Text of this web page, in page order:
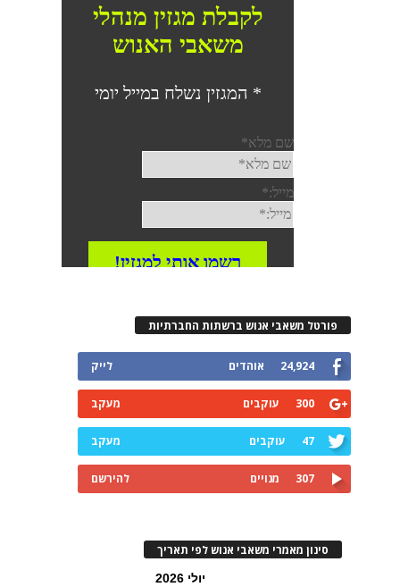
פורטל משאבי אנוש ברשתות החברתיות
24,924 אוהדים לייק
300 עוקבים מעקב
47 עוקבים מעקב
307 מנויים להירשם
סינון מאמרי משאבי אנוש לפי תאריך
יולי 2026